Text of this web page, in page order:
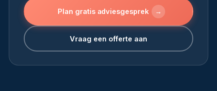
Plan gratis adviesgesprek →
Vraag een offerte aan